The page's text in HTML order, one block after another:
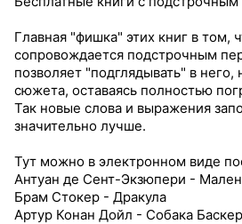
Главная "фишка" этих книг в том,
сопровождается подстрочным
позволяет "подглядывать" в него,
сюжета, оставаясь полностью
Так новые слова и выражения
значительно лучше.
Тут можно в электронном виде
Антуан де Сент-Экзюпери -
Брам Стокер - Дракула
Артур Конан Дойл - Собака